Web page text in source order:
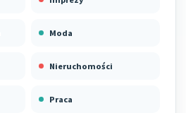
Moda
Nieruchomości
Praca